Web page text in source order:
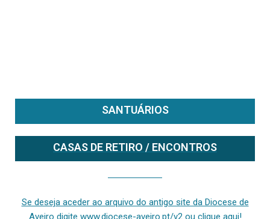
SANTUÁRIOS
CASAS DE RETIRO / ENCONTROS
Se deseja aceder ao arquivo do antigo site da Diocese de
Aveiro digite www.diocese-aveiro.pt/v2 ou clique aqui!